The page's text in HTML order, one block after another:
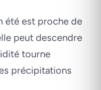
été est proche de
peut descendre
tourne
précipitations